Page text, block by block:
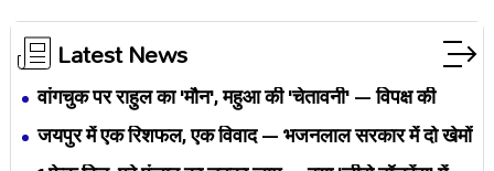
Latest News
वांगचुक पर राहुल का 'मौन', महुआ की 'चेतावनी' — विपक्ष की
एकता BJP का नैरेटिव बदलने से पहले बिखर रही है?
जयपुर में एक रिशफल, एक विवाद — भजनलाल सरकार में दो खेमों